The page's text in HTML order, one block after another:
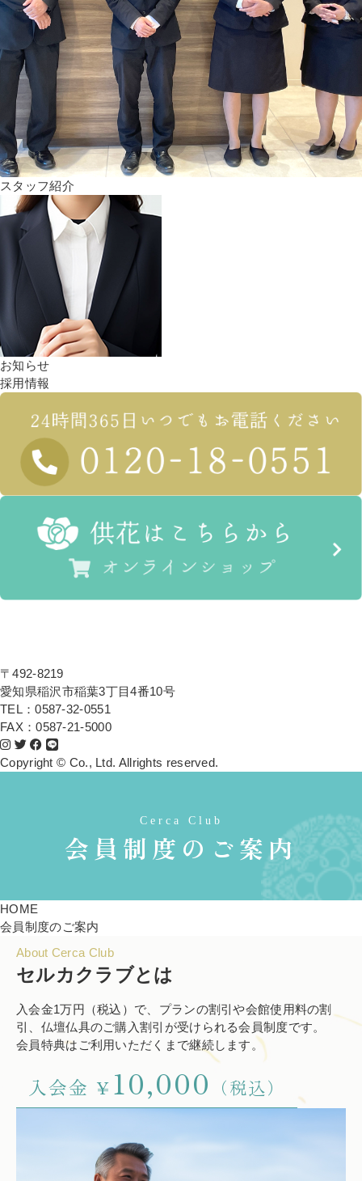
スタッフ紹介
お知らせ
採用情報
〒492-8219
愛知県稲沢市稲葉3丁目4番10号
TEL：0587-32-0551
FAX：0587-21-5000
Copyright © Co., Ltd. Allrights reserved.
Cerca Club
会員制度のご案内
HOME
会員制度のご案内
About Cerca Club
セルカクラブとは
入会金1万円（税込）で、プランの割引や会館使用料の割
引、仏壇仏具のご購入割引が受けられる会員制度です。
会員特典はご利用いただくまで継続します。
入会金 ¥ 10,000 （税込）